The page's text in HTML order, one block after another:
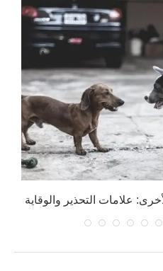
علامات التحذير والوقاية